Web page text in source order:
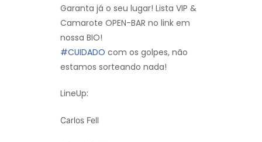
Garanta já o seu lugar! Lista VIP &
Camarote OPEN-BAR no link em
nossa BIO!
#CUIDADO com os golpes, não
estamos sorteando nada!
LineUp:
Carlos Fell